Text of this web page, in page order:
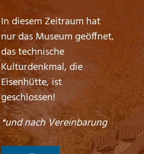
In diesem Zeitraum hat
nur das Museum geöffnet,
das technische
Kulturdenkmal, die
Eisenhütte, ist
geschlossen!
*und nach Vereinbarung